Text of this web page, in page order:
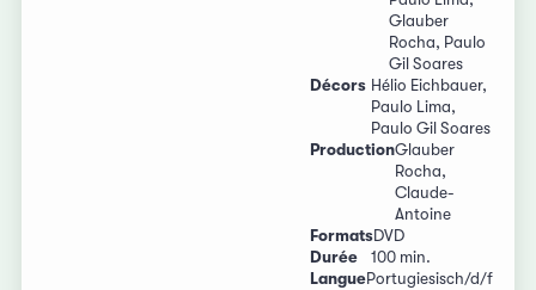
Glauber
Rocha, Paulo
Gil Soares
Décors Hélio Eichbauer,
Paulo Lima,
Paulo Gil Soares
ProductionGlauber
Rocha,
Claude-
Antoine
FormatsDVD
Durée
100 min.
LanguePortugiesisch/d/f